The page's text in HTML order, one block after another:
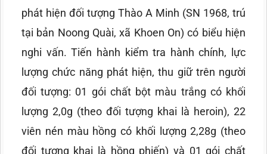
phát hiện đối tượng Thào A Minh (SN 1968, trú
tại bản Noong Quài, xã Khoen On) có biểu hiện
nghi vấn. Tiến hành kiểm tra hành chính, lực
lượng chức năng phát hiện, thu giữ trên người
đối tượng: 01 gói chất bột màu trắng có khối
lượng 2,0g (theo đối tượng khai là heroin), 22
viên nén màu hồng có khối lượng 2,28g (theo
đối tượng khai là hồng phiến) và 01 gói chất